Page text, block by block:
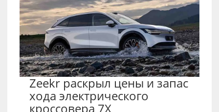
Zeekr раскрыл цены и запас
хода электрического
кроссовера 7X